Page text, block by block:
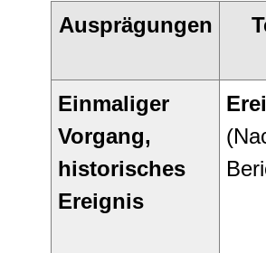
Ausprägungen
Einmaliger
Vorgang,
historisches
Ereignis